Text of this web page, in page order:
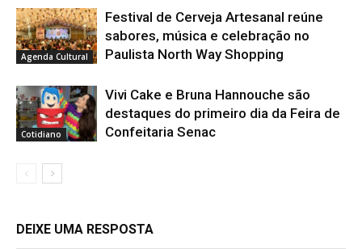
Agenda Cultural
Festival de Cerveja Artesanal reúne
sabores, música e celebração no
Paulista North Way Shopping
Cotidiano
Vivi Cake e Bruna Hannouche são
destaques do primeiro dia da Feira de
Confeitaria Senac
DEIXE UMA RESPOSTA